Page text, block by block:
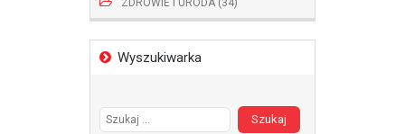
ZDROWIE I URODA (34)
Wyszukiwarka